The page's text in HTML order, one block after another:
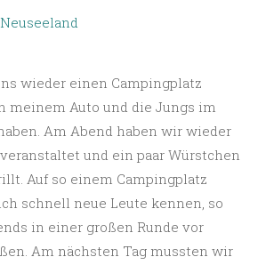
wieder einen Campingplatz
meinem Auto und die Jungs im
Am Abend haben wir wieder
und ein paar Würstchen
Auf so einem Campingplatz
schnell neue Leute kennen, so
in einer großen Runde vor
Am nächsten Tag mussten wir